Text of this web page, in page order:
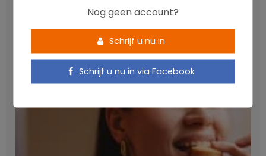
Anthocyanen: gunstig voor de cardiometabole
Nog geen account?
Schrijf u nu in
Schrijf u nu in via Facebook